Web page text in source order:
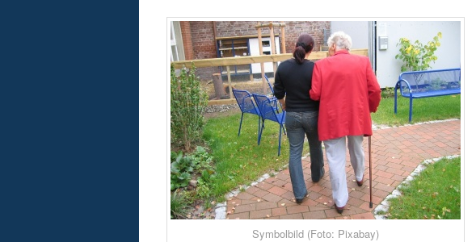
Symbolbild (Foto: Pixabay)